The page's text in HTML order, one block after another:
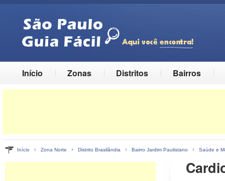
Início Zonas Distritos Bairros
Início › Zona Norte › Distrito Brasilândia › Bairro Jardim Paulistano › Saúde e